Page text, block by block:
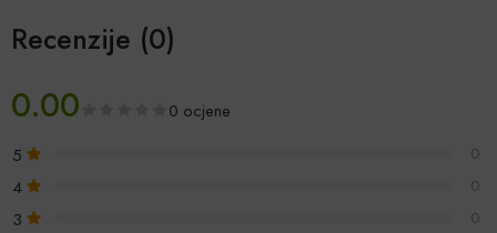
Recenzije (0)
0.00 0 ocjene
5 0
4 0
3 0